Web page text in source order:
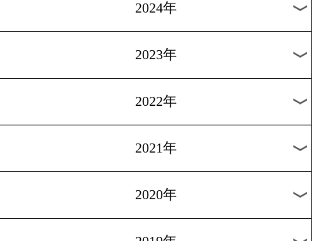
[前日計量]2019.5.25
バチバチの打ち合いに期待!
1
過去のニュース